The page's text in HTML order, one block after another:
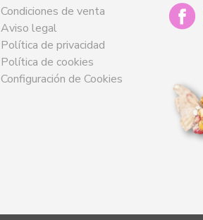
Condiciones de venta
Aviso legal
Política de privacidad
Política de cookies
Configuración de Cookies